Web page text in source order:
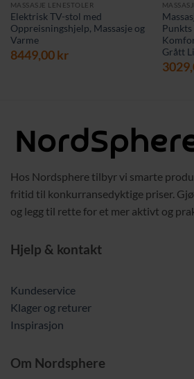
MASSASJE LENESTOLER
Elektrisk TV-stol med
Oppreisningshjelp, Massasje og
Varme
8449,00kr
Punkts
Grått
Hos Nordsphere tilbyr vi smarte
fritid til konkurransedyktige priser.
og legg til rette for et mer aktivt og
Hjelp & kontakt
Kundeservice
Klager og returer
Inspirasjon
Om Nordsphere